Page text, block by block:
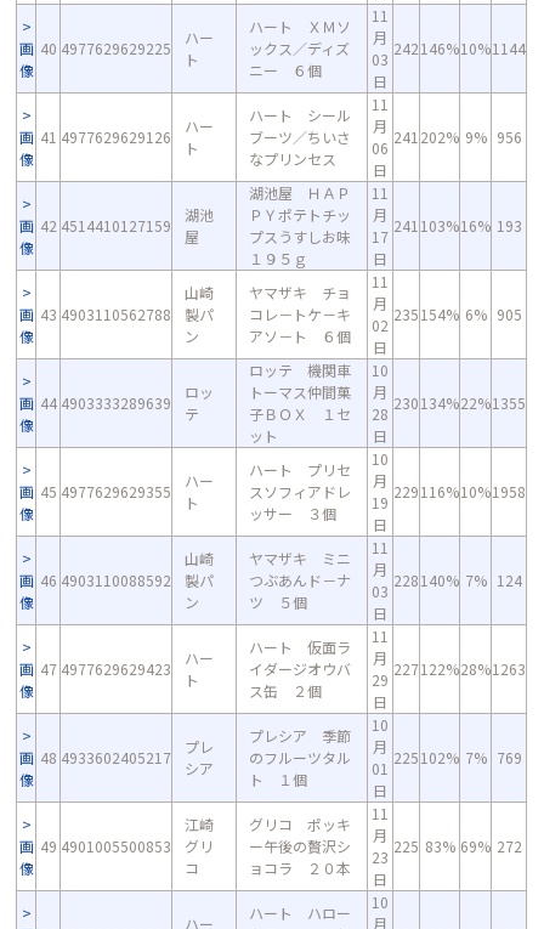
画
像
40 4977629629225
ハー
ト
ハート ＸＭソ
ックス／ディズ
ニー ６個
11
月
03
日
242146%10%1144
画
像
41 4977629629126
ハー
ト
ハート シール
ブーツ／ちいさ
なプリンセス
11
月
06
日
241 202% 9% 956
画
像
42 4514410127159
湖池
屋
湖池屋 ＨＡＰ
ＰＹポテトチッ
プスうすしお味
１９５ｇ
11
月
17
日
241 103%16% 193
画
像
43 4903110562788
山崎
製パ
ン
ヤマザキ チョ
コレ－トケ－キ
アソ－ト ６個
11
月
02
日
235154% 6% 905
画
像
44 4903333289639
ロッ
テ
ロッテ 機関車
トーマス仲間菓
子ＢＯＸ １セ
ット
10
月
28
日
230134%22%1355
画
像
45 4977629629355
ハー
ト
ハート プリセ
スソフィアドレ
ッサー ３個
10
月
19
日
229116%10%1958
画
像
46 4903110088592
山崎
製パ
ン
ヤマザキ ミニ
つぶあんド－ナ
ツ ５個
11
月
03
日
228140% 7% 124
画
像
47 4977629629423
ハー
ト
ハート 仮面ラ
イダージオウバ
ス缶 ２個
11
月
29
日
227122%28%1263
画
像
48 4933602405217
プレ
シア
プレシア 季節
のフルーツタル
ト １個
10
月
01
日
225102% 7% 769
画
像
49 4901005500853
江崎
グリ
コ
グリコ ポッキ
ー午後の贅沢シ
ョコラ ２０本
11
月
23
日
225 83% 69% 272
ハー
ハート ハロー
10
月